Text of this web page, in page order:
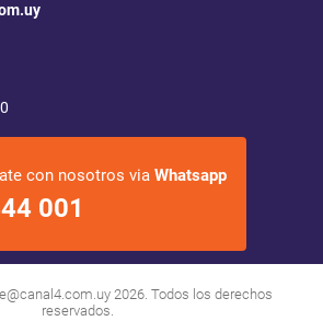
con nosotros via Whatsapp
001
2026. Todos los derechos
reservados.